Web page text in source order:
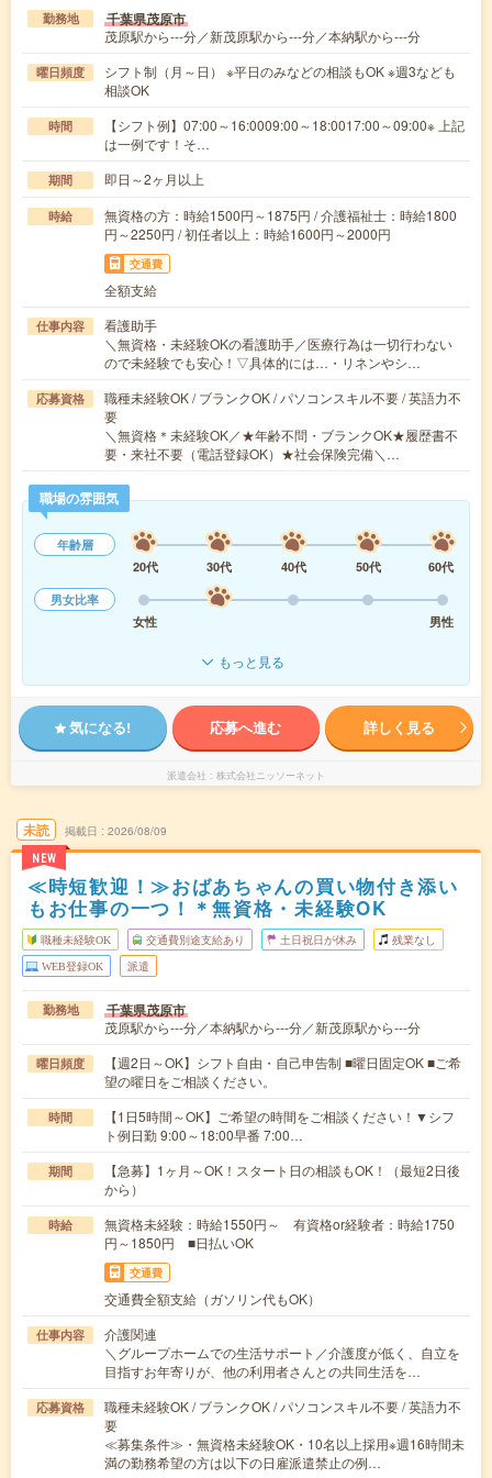
勤務地 千葉県茂原市
茂原駅から---分／新茂原駅から---分／本納駅から---分
曜日頻度
シフト制（月～日） ※平日のみなどの相談もOK ※週3なども
相談OK
時間
【シフト例】07:00～16:0009:00～18:0017:00～09:00※ 上記
は一例です！そ…
期間 即日～2ヶ月以上
時給
無資格の方：時給1500円～1875円 / 介護福祉士：時給1800
円～2250円 / 初任者以上：時給1600円～2000円
交通費
全額支給
仕事内容
看護助手
＼無資格・未経験OKの看護助手／医療行為は一切行わない
ので未経験でも安心！▽具体的には…・リネンやシ…
応募資格
職種未経験OK / ブランクOK / パソコンスキル不要 / 英語力不
要
＼無資格＊未経験OK／★年齢不問・ブランクOK★履歴書不
要・来社不要（電話登録OK）★社会保険完備＼…
職場の雰囲気
年齢層
20代
30代 40代 50代
60代
男女比率
女性
男性
もっと見る
気になる! 応募へ進む 詳しく見る
派遣会社 株式会社ニッソーネット
未読
NEW
掲載日 2026/08/09
≪時短歓迎！≫おばあちゃんの買い物付き添い
もお仕事の一つ！＊無資格・未経験OK
職種未経験OK 交通費別途支給あり 土日祝日が休み 残業なし
WEB登録OK 派遣
勤務地 千葉県茂原市
茂原駅から---分／本納駅から---分／新茂原駅から---分
曜日頻度
【週2日～OK】シフト自由・自己申告制 ■曜日固定OK ■ご希
望の曜日をご相談ください。
時間
【1日5時間～OK】ご希望の時間をご相談ください！▼シフ
ト例日勤 9:00～18:00早番 7:00…
期間
【急募】1ヶ月～OK！スタート日の相談もOK！（最短2日後
から）
時給
無資格未経験：時給1550円～ 有資格or経験者：時給1750
円～1850円 ■日払いOK
交通費
交通費全額支給（ガソリン代もOK）
仕事内容
介護関連
＼グループホームでの生活サポート／介護度が低く、自立を
目指すお年寄りが、他の利用者さんとの共同生活を…
応募資格
職種未経験OK / ブランクOK / パソコンスキル不要 / 英語力不
要
≪募集条件≫・無資格未経験OK・10名以上採用※週16時間未
満の勤務希望の方は以下の日雇派遣禁止の例…